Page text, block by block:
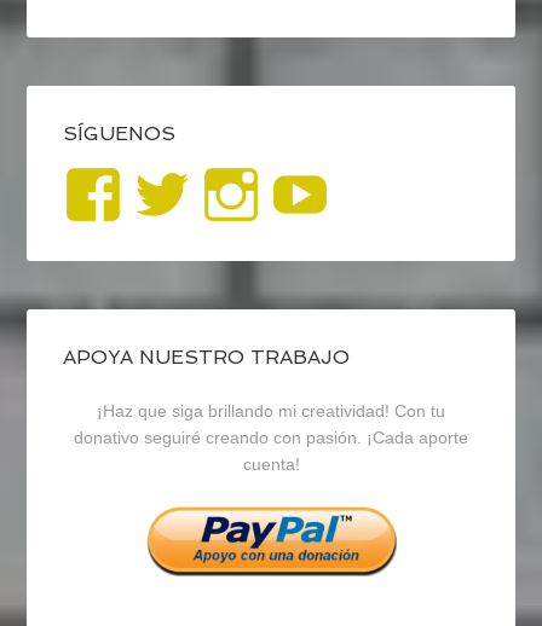
SÍGUENOS
Ver
perfil
de
blogrecursosep
en
Facebook
Ver
perfil
de
recursosep
en
Twitter
Ver
perfil
de
recursosep
en
Instagram
APOYA NUESTRO TRABAJO
¡Haz que siga brillando mi creatividad! Con tu
donativo seguiré creando con pasión. ¡Cada aporte
cuenta!